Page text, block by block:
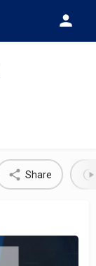
Share